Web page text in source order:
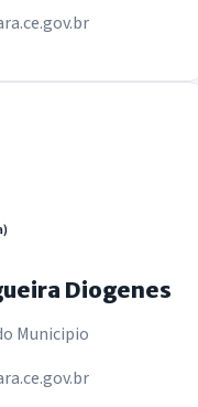
Diogenes
Municipio